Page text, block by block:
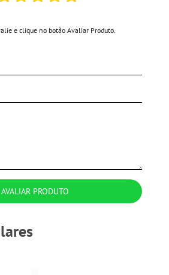
e clique no botão Avaliar Produto.
AVALIAR PRODUTO